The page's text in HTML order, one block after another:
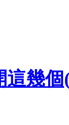
幾個